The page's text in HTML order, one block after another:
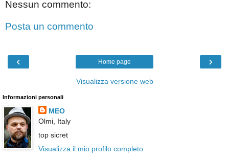
Nessun commento:
Posta un commento
‹ ›
Home page
Visualizza versione web
Informazioni personali
MEO
Olmi, Italy
top sicret
Visualizza il mio profilo completo